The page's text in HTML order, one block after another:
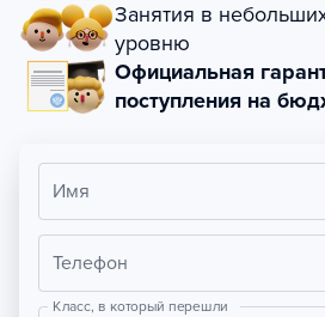
Занятия в
уровню
Официальная
поступления на
Имя
Телефон
Класс, в который перешли